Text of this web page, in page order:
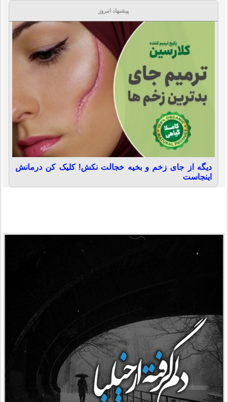
پیشنهاد امروز
دیگه از جای زخم و بخیه خجالت نکش! کلیک کن درمانش
اینجاست